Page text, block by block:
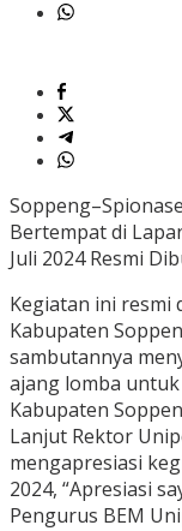
Bertempat di
Juli 2024 Resmi
Kegiatan ini resmi
Kabupaten
sambutannya
ajang lomba
Kabupaten
Lanjut Rektor
mengapresiasi
2024, “Apresiasi
Pengurus BEM